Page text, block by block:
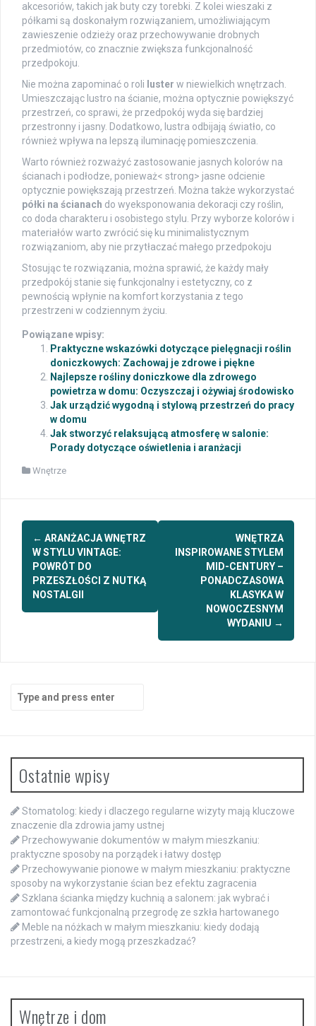
akcesoriów, takich jak buty czy torebki. Z kolei wieszaki z
półkami są doskonałym rozwiązaniem, umożliwiającym
zawieszenie odzieży oraz przechowywanie drobnych
przedmiotów, co znacznie zwiększa funkcjonalność
przedpokoju.
Nie można zapominać o roli luster w niewielkich wnętrzach.
Umieszczając lustro na ścianie, można optycznie powiększyć
przestrzeń, co sprawi, że przedpokój wyda się bardziej
przestronny i jasny. Dodatkowo, lustra odbijają światło, co
również wpływa na lepszą iluminację pomieszczenia.
Warto również rozważyć zastosowanie jasnych kolorów na
ścianach i podłodze, ponieważ< strong> jasne odcienie
optycznie powiększają przestrzeń. Można także wykorzystać
półki na ścianach do wyeksponowania dekoracji czy roślin,
co doda charakteru i osobistego stylu. Przy wyborze kolorów i
materiałów warto zwrócić się ku minimalistycznym
rozwiązaniom, aby nie przytłaczać małego przedpokoju
Stosując te rozwiązania, można sprawić, że każdy mały
przedpokój stanie się funkcjonalny i estetyczny, co z
pewnością wpłynie na komfort korzystania z tego
przestrzeni w codziennym życiu.
Powiązane wpisy:
Praktyczne wskazówki dotyczące pielęgnacji roślin
doniczkowych: Zachowaj je zdrowe i piękne
Najlepsze rośliny doniczkowe dla zdrowego
powietrza w domu: Oczyszczaj i ożywiaj środowisko
Jak urządzić wygodną i stylową przestrzeń do pracy
w domu
Jak stworzyć relaksującą atmosferę w salonie:
Porady dotyczące oświetlenia i aranżacji
Wnętrze
Post
navigation
← ARANŻACJA WNĘTRZ
W STYLU VINTAGE:
POWRÓT DO
PRZESZŁOŚCI Z NUTKĄ
NOSTALGII
WNĘTRZA
INSPIROWANE STYLEM
MID-CENTURY –
PONADCZASOWA
KLASYKA W
NOWOCZESNYM
WYDANIU →
Search
for:
Ostatnie wpisy
Stomatolog: kiedy i dlaczego regularne wizyty mają kluczowe
znaczenie dla zdrowia jamy ustnej
Przechowywanie dokumentów w małym mieszkaniu:
praktyczne sposoby na porządek i łatwy dostęp
Przechowywanie pionowe w małym mieszkaniu: praktyczne
sposoby na wykorzystanie ścian bez efektu zagracenia
Szklana ścianka między kuchnią a salonem: jak wybrać i
zamontować funkcjonalną przegrodę ze szkła hartowanego
Meble na nóżkach w małym mieszkaniu: kiedy dodają
przestrzeni, a kiedy mogą przeszkadzać?
Wnętrze i dom